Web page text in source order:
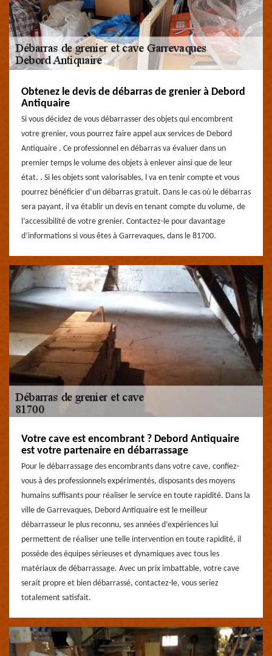
Obtenez le devis de débarras de grenier à Debord
Antiquaire
Si vous décidez de vous débarrasser des objets qui encombrent
votre grenier, vous pourrez faire appel aux services de Debord
Antiquaire . Ce professionnel en débarras va évaluer dans un
premier temps le volume des objets à enlever ainsi que de leur
état. . Si les objets sont valorisables, l va en tenir compte et vous
pourrez bénéficier d’un débarras gratuit. Dans le cas où le débarras
sera payant, il va établir un devis en tenant compte du volume, de
l’accessibilité de votre grenier. Contactez-le pour davantage
d’informations si vous êtes à Garrevaques, dans le 81700.
Votre cave est encombrant ? Debord Antiquaire
est votre partenaire en débarrassage
Pour le débarrassage des encombrants dans votre cave, confiez-
vous à des professionnels expérimentés, disposants des moyens
humains suffisants pour réaliser le service en toute rapidité. Dans la
ville de Garrevaques, Debord Antiquaire est le meilleur
débarrasseur le plus reconnu, ses années d’expériences lui
permettent de réaliser une telle intervention en toute rapidité, il
possède des équipes sérieuses et dynamiques avec tous les
matériaux de débarrassage. Avec un prix imbattable, votre cave
serait propre et bien débarrassé, contactez-le, vous seriez
totalement satisfait.